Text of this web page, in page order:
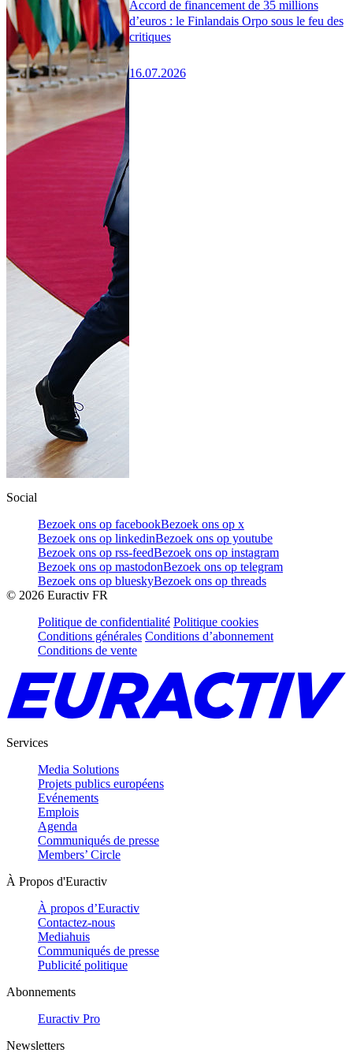
Accord de financement de 35 millions
d’euros : le Finlandais Orpo sous le feu des
critiques
16.07.2026
Social
Bezoek ons op facebookBezoek ons op x
Bezoek ons op linkedinBezoek ons op youtube
Bezoek ons op rss-feedBezoek ons op instagram
Bezoek ons op mastodonBezoek ons op telegram
Bezoek ons op blueskyBezoek ons op threads
© 2026 Euractiv FR
Politique de confidentialité Politique cookies
Conditions générales Conditions d’abonnement
Conditions de vente
Services
Media Solutions
Projets publics européens
Evénements
Emplois
Agenda
Communiqués de presse
Members’ Circle
À Propos d'Euractiv
À propos d’Euractiv
Contactez-nous
Mediahuis
Communiqués de presse
Publicité politique
Abonnements
Euractiv Pro
Newsletters